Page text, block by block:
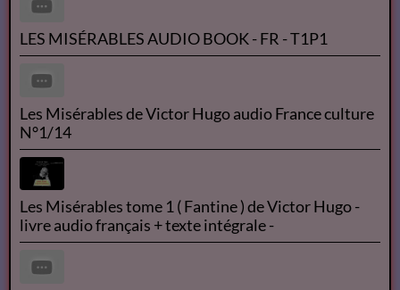
Le Flash info du 26 mai 2021
Résumé des Misérables de Victor Hugo
LES MISÉRABLES AUDIO BOOK - FR - T1P1